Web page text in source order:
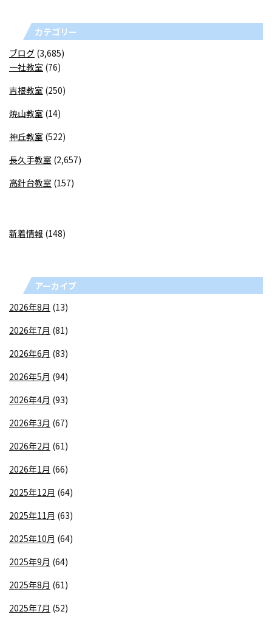
カテゴリー
ブログ (3,685)
一社教室 (76)
吉根教室 (250)
焼山教室 (14)
神丘教室 (522)
長久手教室 (2,657)
高針台教室 (157)
新着情報 (148)
アーカイブ
2026年8月 (13)
2026年7月 (81)
2026年6月 (83)
2026年5月 (94)
2026年4月 (93)
2026年3月 (67)
2026年2月 (61)
2026年1月 (66)
2025年12月 (64)
2025年11月 (63)
2025年10月 (64)
2025年9月 (64)
2025年8月 (61)
2025年7月 (52)